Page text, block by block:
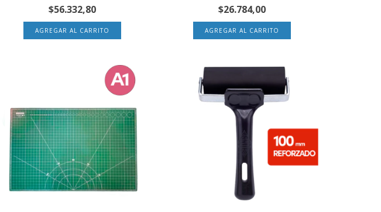
$56.332,80 $26.784,00